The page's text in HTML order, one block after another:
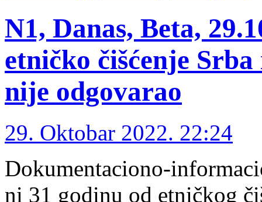
N1, Danas, Beta,
etničko čišćenje
nije odgovarao
29. Oktobar 2022. 22:24
Dokumentaciono-
ni 31 godinu od etničkog